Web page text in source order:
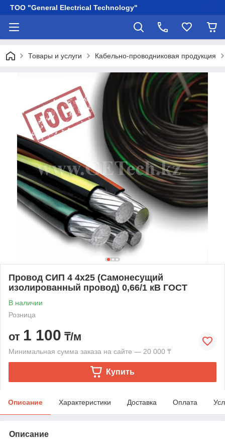
ТОО "General Electrical Technology"
Товары и услуги Кабельно-проводниковая продукция
Провод СИП 4 4х25 (Самонесущий
изолированный провод) 0,66/1 кВ ГОСТ
В наличии
Розница
от 1 100 ₸/м
Минимальная сумма заказа на сайте — 20 000 ₸
Купить
Описание Характеристики Доставка Оплата
Описание